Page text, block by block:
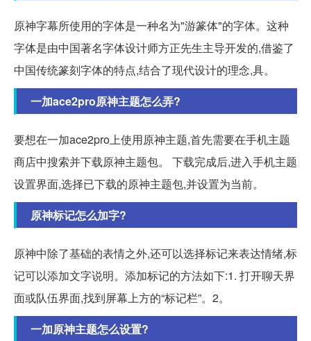
原神字幕所使用的字体是一种名为"游篆体"的字体。这种
字体是由中国著名字体设计师方正先生主导开发的,借鉴了
中国传统篆刻字体的特点,结合了现代设计的理念,具。
一加ace2pro原神主题怎么弄?
要想在一加ace2pro上使用原神主题,首先需要在手机主题
商店中搜索并下载原神主题包。 下载完成后,进入手机主题
设置界面,选择已下载的原神主题包,并设置为当前。
原神标记怎么加字?
原神中除了基础的表情之外,还可以选择标记来表达情绪,标
记可以添加文字说明。添加标记的方法如下:1. 打开聊天界
面或队伍界面,找到屏幕上方的“标记栏”。2。
一加原神主题怎么设置?